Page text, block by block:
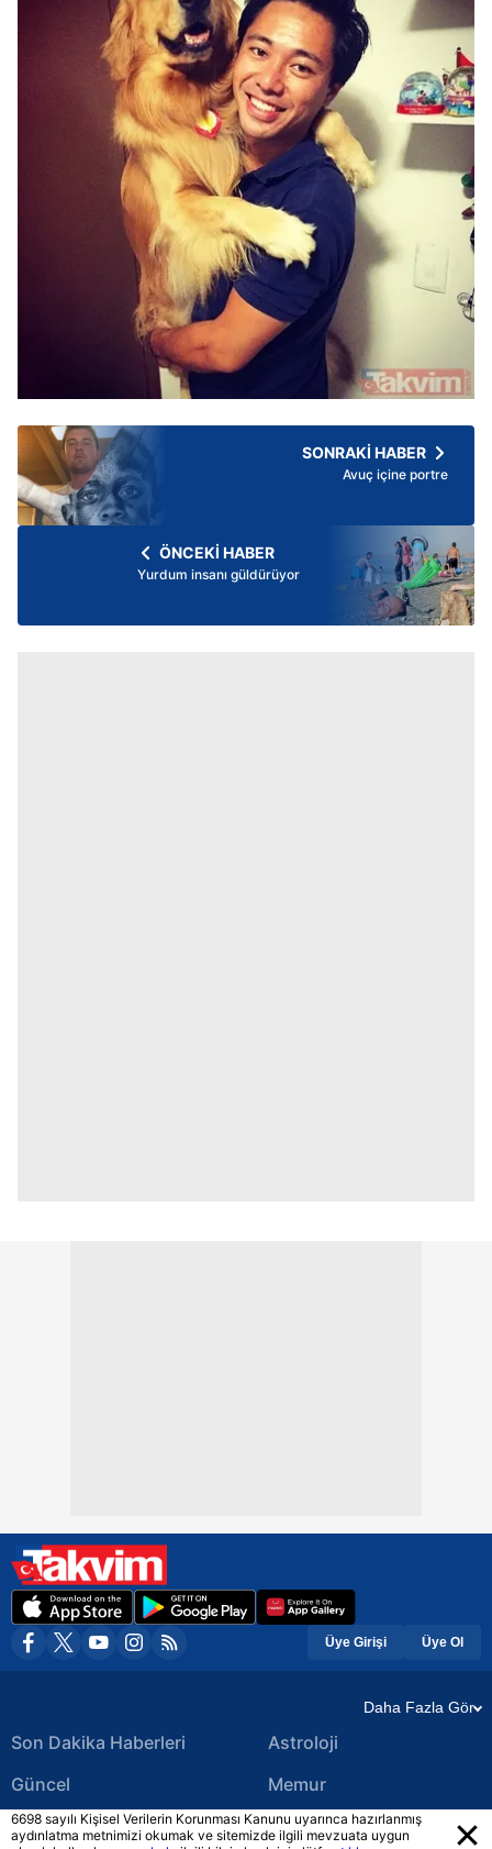
SONRAKİ HABER
Avuç içine portre
ÖNCEKİ HABER
Yurdum insanı güldürüyor
Üye Girişi Üye Ol
Daha Fazla Gör
Son Dakika Haberleri
Güncel
Ekonomi Haberleri
Astroloji
Memur
Yerel Haberler
6698 sayılı Kişisel Verilerin Korunması Kanunu uyarınca hazırlanmış
aydınlatma metnimizi okumak ve sitemizde ilgili mevzuata uygun